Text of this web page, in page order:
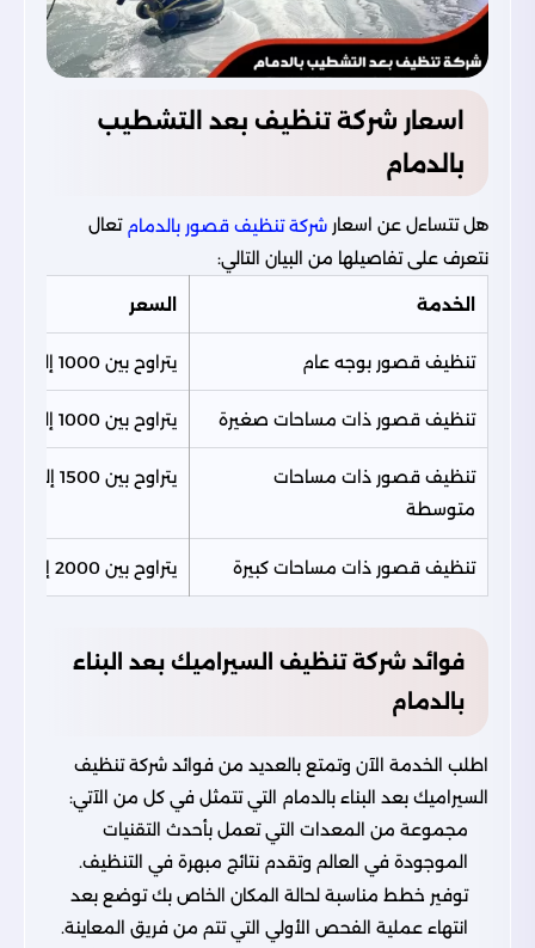
اسعار شركة تنظيف بعد التشطيب
بالدمام
هل تتساءل عن اسعار شركة تنظيف قصور بالدمام تعال
نتعرف على تفاصيلها من البيان التالي:
الخدمة السعر
تنظيف قصور بوجه عام يتراوح بين 1000 إلى 3000 ريال سعودي
تنظيف قصور ذات مساحات صغيرة يتراوح بين 1000 إلى 1500 ريال سعودي
تنظيف قصور ذات مساحات
متوسطة
يتراوح بين 1500 إلى 2000 ريال سعودي
تنظيف قصور ذات مساحات كبيرة يتراوح بين 2000 إلى 3000 ريال سعودي
فوائد شركة تنظيف السيراميك بعد البناء
بالدمام
اطلب الخدمة الآن وتمتع بالعديد من فوائد شركة تنظيف
السيراميك بعد البناء بالدمام التي تتمثل في كل من الآتي:
مجموعة من المعدات التي تعمل بأحدث التقنيات
الموجودة في العالم وتقدم نتائج مبهرة في التنظيف.
توفير خطط مناسبة لحالة المكان الخاص بك توضع بعد
انتهاء عملية الفحص الأولي التي تتم من فريق المعاينة.